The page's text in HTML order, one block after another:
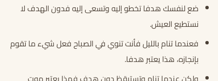
ضع لنفسك هدفا تخطو إليه وتسعى إليه فدون الهدف لا
نستطيع العيش.
فعندما تنام بالليل فأنت تنوي في الصباح فعل شيء ما تقوم
بإنجازه، هذا يعتبر هدفا.